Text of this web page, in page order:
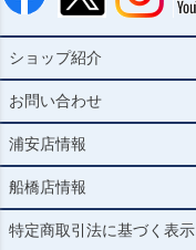
ショップ紹介
お問い合わせ
浦安店情報
船橋店情報
特定商取引法に基づく表示